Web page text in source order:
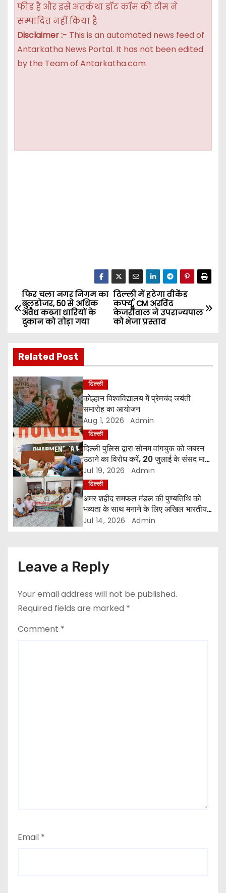
फीड है और इसे अंतर्कथा डॉट कॉम की टीम ने
सम्पादित नहीं किया है
Disclaimer :- This is an automated news feed of
Antarkatha News Portal. It has not been edited
by the Team of Antarkatha.com
P
o
t
n
a
v
i
g
t
n
दिल्ली में हटेगा वीकेंड
कर्फ्यू, CM अरविंद
केजरीवाल ने उपराज्यपाल
को भेजा प्रस्ताव
फिर चला नगर निगम का
बुलडोजर, 50 से अधिक
अवैध कब्जा धारियों के
दुकान को तोड़ा गया
Related Post
दिल्ली
कोल्हान विश्वविद्यालय में प्रेमचंद जयंती
समारोह का आयोजन
Aug 1, 2026 Admin
दिल्ली
दिल्ली पुलिस द्वारा सोनम वांगचुक को जबरन
उठाने का विरोध करें, 20 जुलाई के संसद मार्च
को सफल बनाएं
Jul 19, 2026 Admin
दिल्ली
अमर शहीद रामफल मंडल की पुण्यतिथि को
भव्यता के साथ मनाने के लिए अखिल भारतीय
धनुवंशी सेवा संघ ने कसी कमर
Jul 14, 2026 Admin
Leave a Reply
Your email address will not be published.
Required fields are marked *
Comment *
Email *